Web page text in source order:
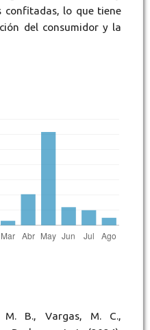
confitadas, lo que tiene
del consumidor y la
M. B., Vargas, M. C.,